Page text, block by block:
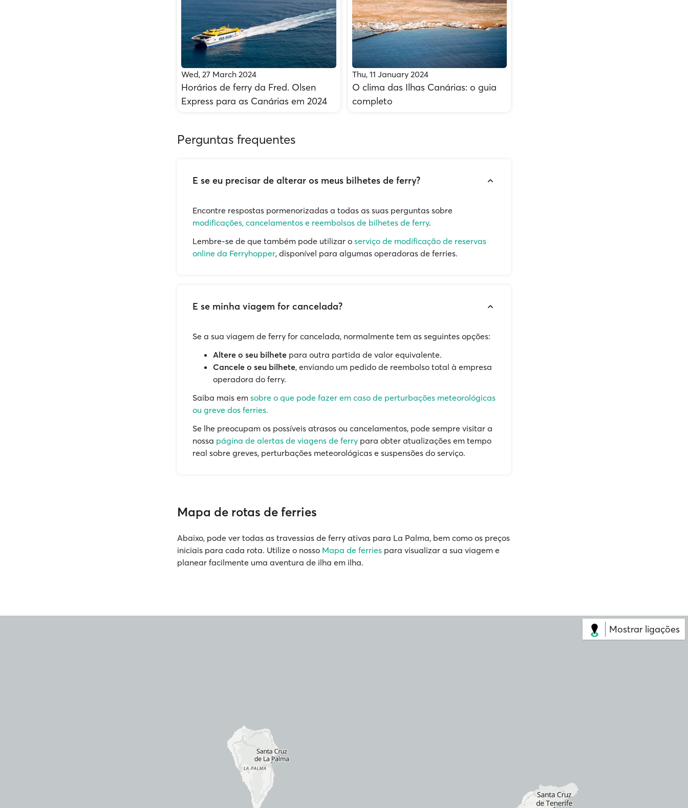
Wed, 27 March 2024
Horários de ferry da Fred. Olsen
Express para as Canárias em 2024
Thu, 11 January 2024
O clima das Ilhas Canárias: o guia
completo
Perguntas frequentes
E se eu precisar de alterar os meus bilhetes de ferry?
Encontre respostas pormenorizadas a todas as suas perguntas sobre
modificações, cancelamentos e reembolsos de bilhetes de ferry.
Lembre-se de que também pode utilizar o serviço de modificação de reservas
online da Ferryhopper, disponível para algumas operadoras de ferries.
E se minha viagem for cancelada?
Se a sua viagem de ferry for cancelada, normalmente tem as seguintes opções:
Altere o seu bilhete para outra partida de valor equivalente.
Cancele o seu bilhete, enviando um pedido de reembolso total à empresa
operadora do ferry.
Saiba mais em sobre o que pode fazer em caso de perturbações meteorológicas
ou greve dos ferries.
Se lhe preocupam os possíveis atrasos ou cancelamentos, pode sempre visitar a
nossa página de alertas de viagens de ferry para obter atualizações em tempo
real sobre greves, perturbações meteorológicas e suspensões do serviço.
Mapa de rotas de ferries
Abaixo, pode ver todas as travessias de ferry ativas para La Palma, bem como os preços
iniciais para cada rota. Utilize o nosso Mapa de ferries para visualizar a sua viagem e
planear facilmente uma aventura de ilha em ilha.
Mostrar ligações